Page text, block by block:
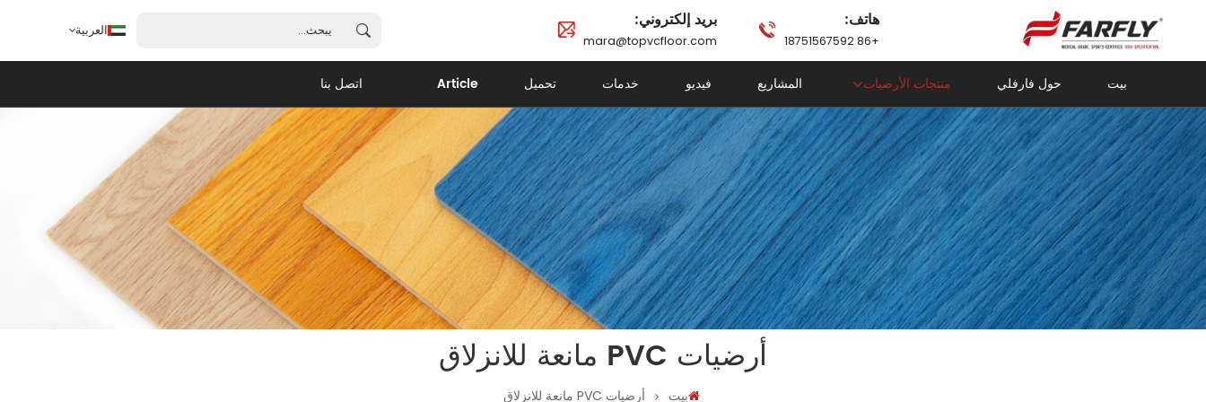
هاتف:
+86 18751567592
بريد إلكتروني:
mara@topvcfloor.com
العربية
العربية
français
español
português
بيت حول فارفلي منتجات الأرضيات المشاريع فيديو خدمات تحميل Article اتصل بنا
أرضيات PVC مانعة للانزلاق
بيت أرضيات PVC مانعة للانزلاق